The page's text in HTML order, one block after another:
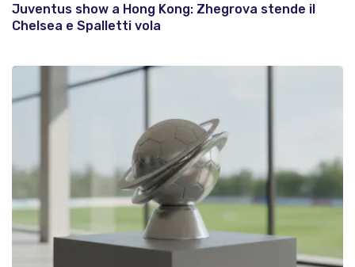
Juventus show a Hong Kong: Zhegrova stende il
Chelsea e Spalletti vola